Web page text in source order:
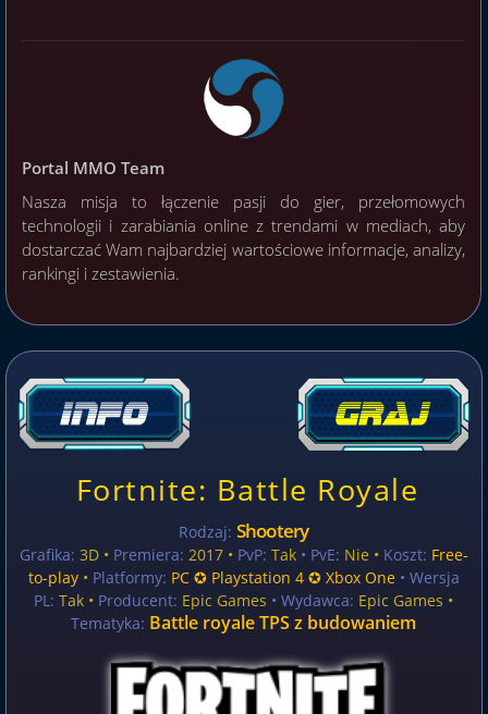
Portal MMO Team
Nasza misja to łączenie pasji do gier, przełomowych
technologii i zarabiania online z trendami w mediach, aby
dostarczać Wam najbardziej wartościowe informacje, analizy,
rankingi i zestawienia.
Fortnite: Battle Royale
Rodzaj: Shootery
Grafika: 3D • Premiera: 2017 • PvP: Tak• PvE: Nie • Koszt: Free-
to-play• Platformy: PC ✪ Playstation 4 ✪ Xbox One• Wersja
PL: Tak • Producent: Epic Games • Wydawca: Epic Games •
Tematyka: Battle royale TPS z budowaniem